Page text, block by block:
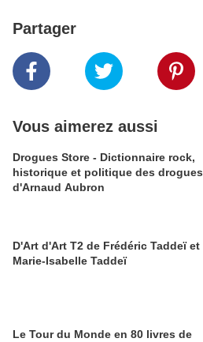
Partager
Vous aimerez aussi
Drogues Store - Dictionnaire rock,
historique et politique des drogues
d'Arnaud Aubron
D'Art d'Art T2 de Frédéric Taddeï et
Marie-Isabelle Taddeï
Le Tour du Monde en 80 livres de